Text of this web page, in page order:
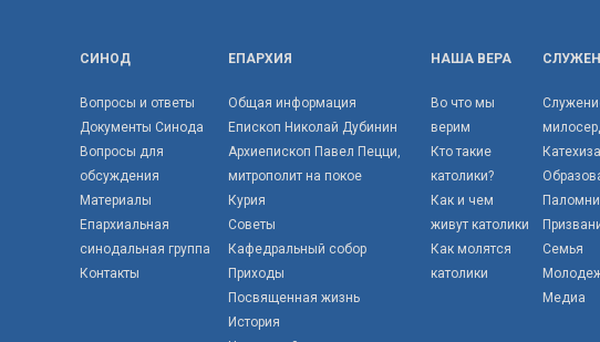
СИНОД
Вопросы и ответы
Документы Синода
Вопросы для
обсуждения
Материалы
Епархиальная
синодальная группа
Контакты
ЕПАРХИЯ
Общая информация
Епископ Николай Дубинин
Архиепископ Павел Пецци,
митрополит на покое
Курия
Советы
Кафедральный собор
Приходы
Посвященная жизнь
История
НАША ВЕРА
Во что мы
верим
Кто такие
католики?
Как и чем
живут католики
Как молятся
католики
Семья
Медиа